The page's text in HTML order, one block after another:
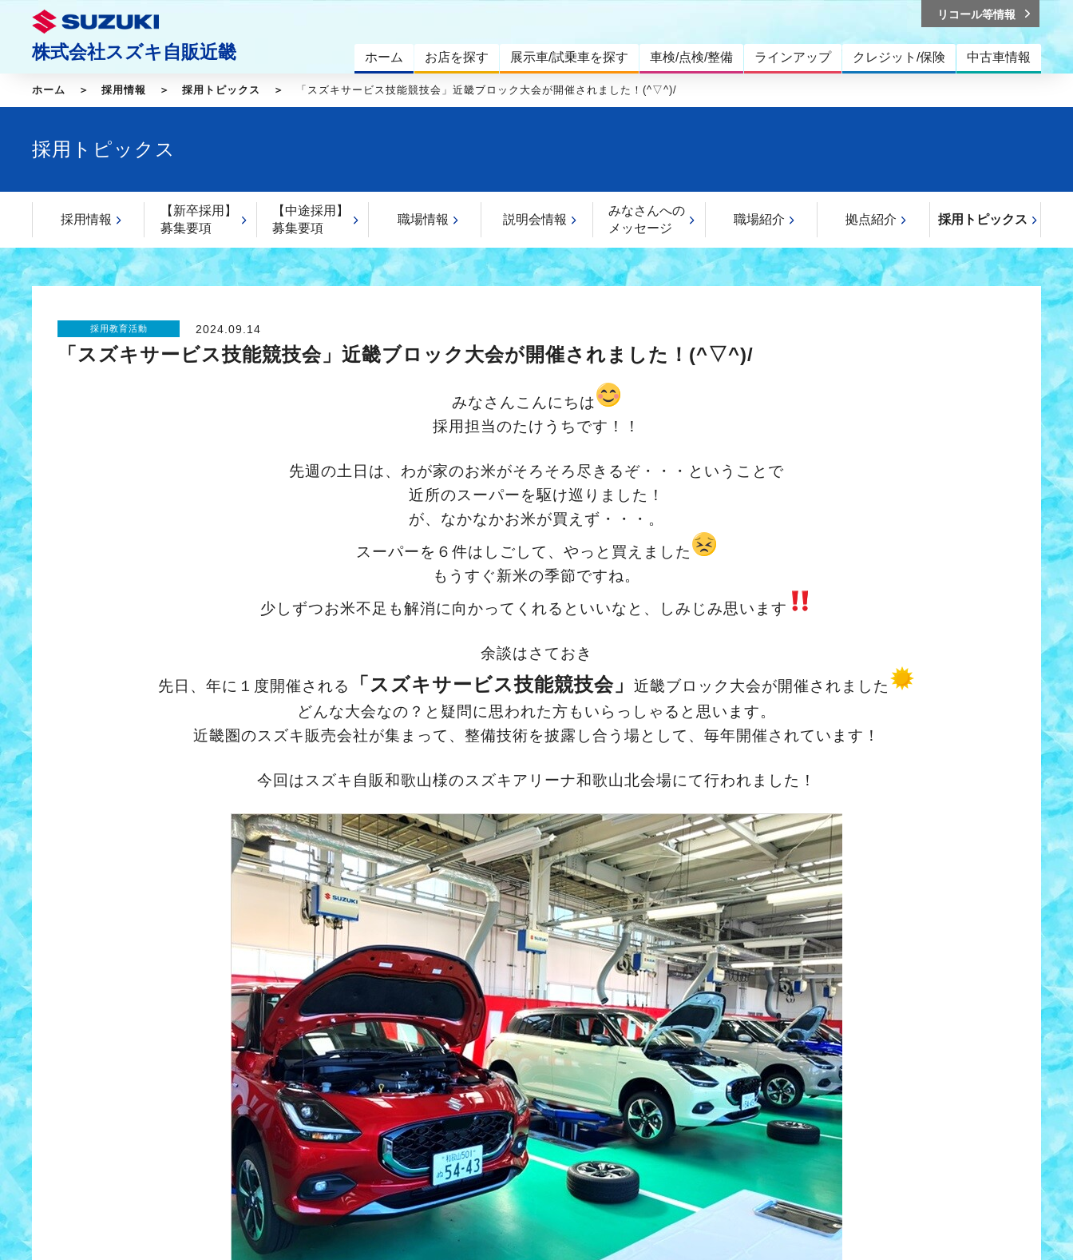
株式会社スズキ自販近畿 ホーム お店を探す 展示車/試乗車を探す 車検/点検/整備 ラインアップ クレジット/保険 中古車情報
リコール等情報
ホーム 採用情報 採用トピックス 「スズキサービス技能競技会」近畿ブロック大会が開催されました！(^▽^)/
採用トピックス
採用情報
【新卒採用】
募集要項
【中途採用】
募集要項
職場情報 説明会情報
みなさんへの
メッセージ
職場紹介 拠点紹介 採用トピックス
採用教育活動 2024.09.14
「スズキサービス技能競技会」近畿ブロック大会が開催されました！(^▽^)/
みなさんこんにちは
採用担当のたけうちです！！
先週の土日は、わが家のお米がそろそろ尽きるぞ・・・ということで
近所のスーパーを駆け巡りました！
が、なかなかお米が買えず・・・。
スーパーを６件はしごして、やっと買えました
もうすぐ新米の季節ですね。
少しずつお米不足も解消に向かってくれるといいなと、しみじみ思います
余談はさておき
先日、年に１度開催される
「スズキサービス技能競技会」
近畿ブロック大会が開催されました
どんな大会なの？と疑問に思われた方もいらっしゃると思います。
近畿圏のスズキ販売会社が集まって、整備技術を披露し合う場として、毎年開催されています！
今回はスズキ自販和歌山様のスズキアリーナ和歌山北会場にて行われました！